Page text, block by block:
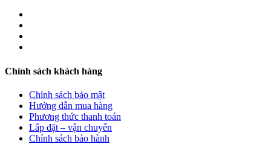
Chính sách khách hàng
Chính sách bảo mật
Hướng dẫn mua hàng
Phương thức thanh toán
Lắp đặt – vận chuyển
Chính sách bảo hành